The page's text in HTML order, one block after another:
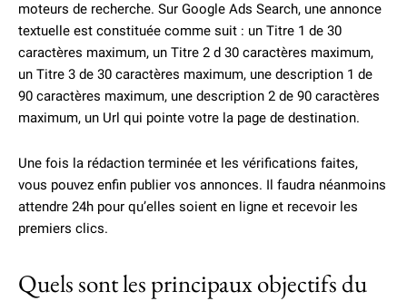
moteurs de recherche. Sur Google Ads Search, une annonce
textuelle est constituée comme suit : un Titre 1 de 30
caractères maximum, un Titre 2 d 30 caractères maximum,
un Titre 3 de 30 caractères maximum, une description 1 de
90 caractères maximum, une description 2 de 90 caractères
maximum, un Url qui pointe votre la page de destination.
Une fois la rédaction terminée et les vérifications faites,
vous pouvez enfin publier vos annonces. Il faudra néanmoins
attendre 24h pour qu’elles soient en ligne et recevoir les
premiers clics.
Quels sont les principaux objectifs du